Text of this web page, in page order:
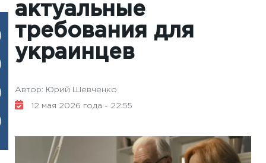
актуальные
требования для
украинцев
Автор: Юрий Шевченко
12 мая 2026 года - 22:55